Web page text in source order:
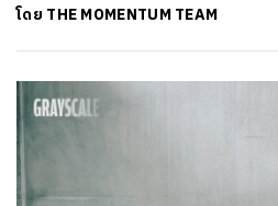
โดย THE MOMENTUM TEAM